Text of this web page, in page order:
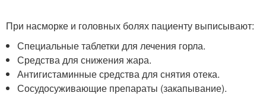
При насморке и головных болях пациенту выписывают:
Специальные таблетки для лечения горла.
Средства для снижения жара.
Антигистаминные средства для снятия отека.
Сосудосуживающие препараты (закапывание).